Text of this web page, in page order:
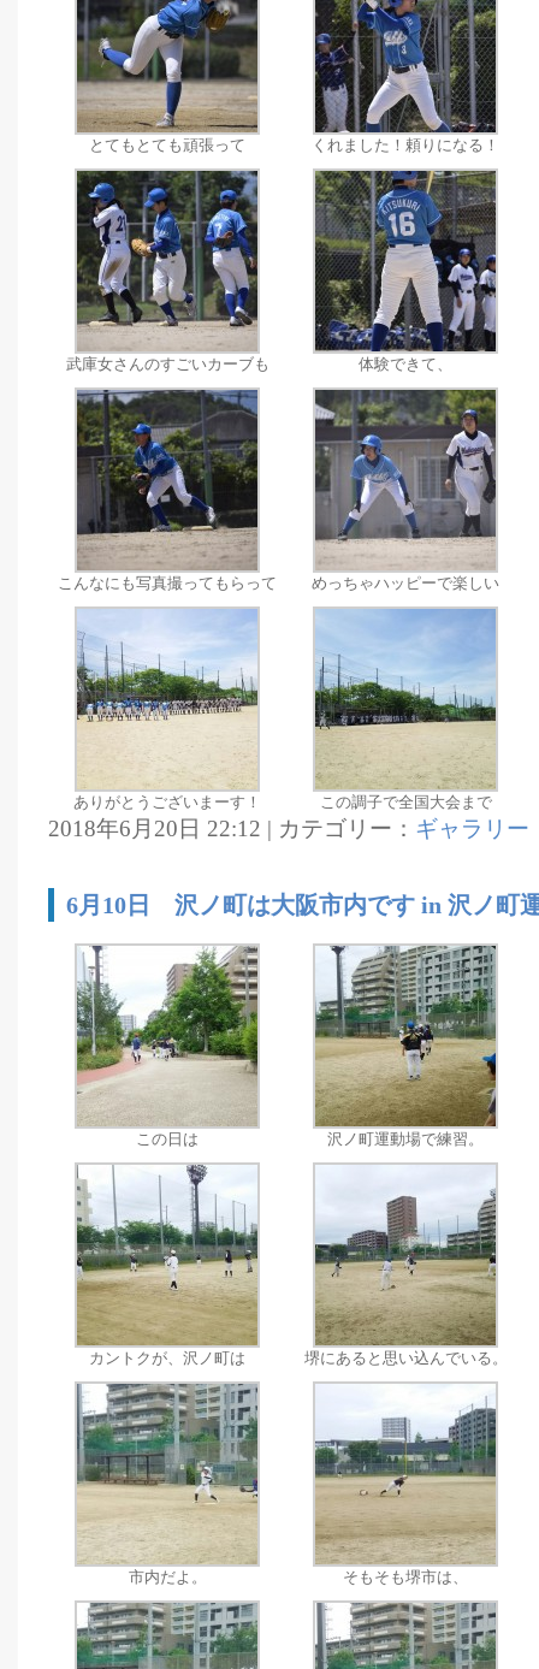
とてもとても頑張って くれました！頼りになる！
武庫女さんのすごいカーブも 体験できて、
こんなにも写真撮ってもらって めっちゃハッピーで楽しい
ありがとうございまーす！ この調子で全国大会まで
2018年6月20日 22:12 | カテゴリー： ギャラリー
6月10日 沢ノ町は大阪市内です in 沢ノ町
この日は 沢ノ町運動場で練習。
カントクが、沢ノ町は 堺にあると思い込んでいる。
市内だよ。 そもそも堺市は、